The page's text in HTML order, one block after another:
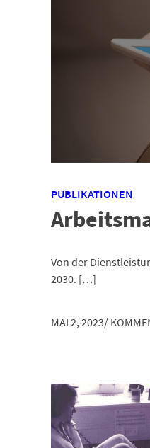
PUBLIKATIONEN
Von der
2030. […]
MAI 2, 2023/